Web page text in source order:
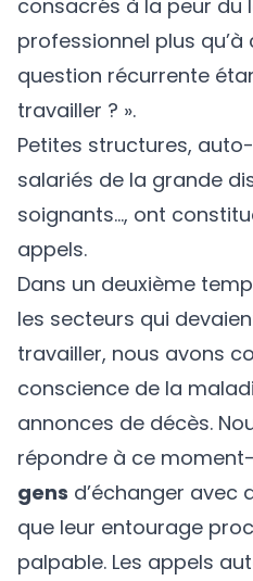
consacrés à la peur du
professionnel plus qu’à
question récurrente
travailler ? ».
Petites structures,
salariés de la grande
soignants…, ont
appels.
Dans un deuxième
les secteurs qui
travailler, nous avons
conscience de la
annonces de décès.
répondre à ce
gens d’échanger avec
que leur entourage
palpable. Les appels